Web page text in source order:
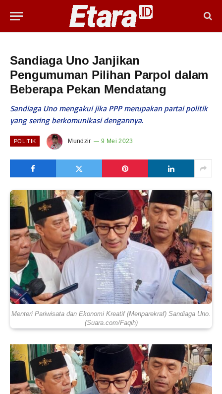
Sandiaga Uno Janjikan
Pengumuman Pilihan Parpol dalam
Beberapa Pekan Mendatang
Sandiaga Uno mengakui jika PPP merupakan partai politik
yang sering berkomunikasi dengannya.
POLITIK Mundzir 9 Mei 2023
Menteri Pariwisata dan Ekonomi Kreatif (Menparekraf) Sandiaga Uno.
(Suara.com/Faqih)